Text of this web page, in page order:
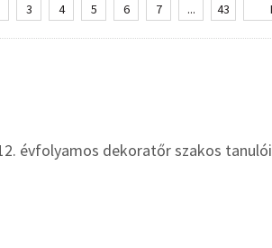
3 4 5 6 7 ... 43
évfolyamos dekoratőr szakos